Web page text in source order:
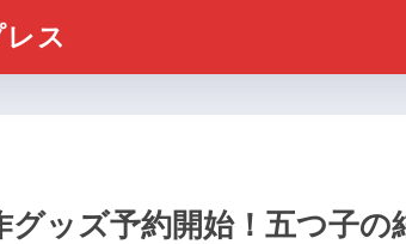
ス
グッズ予約開始！五つ子の